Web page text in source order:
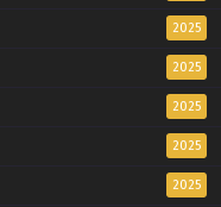
2025
2025
2025
2025
2025